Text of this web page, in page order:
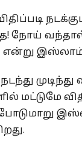
நோய் வந்தால்
என்று
மட்டுமே